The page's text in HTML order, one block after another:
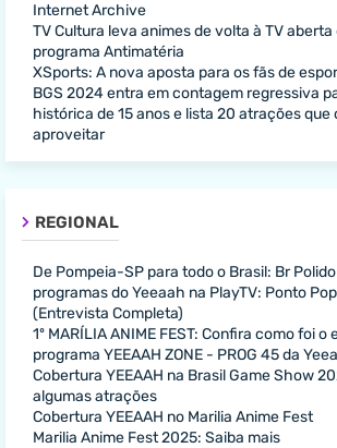
Internet Archive
TV Cultura leva animes de volta à TV
programa Antimatéria
XSports: A nova aposta para os fãs de
BGS 2024 entra em contagem regressiva
histórica de 15 anos e lista 20 atrações que
aproveitar
REGIONAL
De Pompeia-SP para todo o Brasil: Br
programas do Yeeaah na PlayTV: Ponto
(Entrevista Completa)
1º MARÍLIA ANIME FEST: Confira como foi o
programa YEEAAH ZONE - PROG 45 da
Cobertura YEEAAH na Brasil Game Show
algumas atrações
Cobertura YEEAAH no Marilia Anime Fest
Marilia Anime Fest 2025: Saiba mais